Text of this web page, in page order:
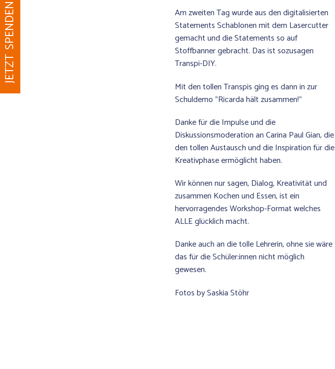
Am zweiten Tag wurde aus den digitalisierten
Statements Schablonen mit dem Lasercutter
gemacht und die Statements so auf
Stoffbanner gebracht. Das ist sozusagen
Transpi-DIY.
Mit den tollen Transpis ging es dann in zur
Schuldemo "Ricarda hält zusammen!"
Danke für die Impulse und die
Diskussionsmoderation an Carina Paul Gian, die
den tollen Austausch und die Inspiration für die
Kreativphase ermöglicht haben.
Wir können nur sagen, Dialog, Kreativität und
zusammen Kochen und Essen, ist ein
hervorragendes Workshop-Format welches
ALLE glücklich macht.
Danke auch an die tolle Lehrerin, ohne sie wäre
das für die Schüler:innen nicht möglich
gewesen.
Fotos by Saskia Stöhr
JETZT SPENDEN